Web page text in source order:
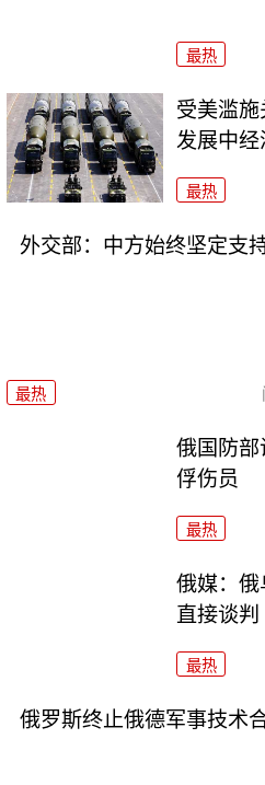
最热
受美滥
发展中经
最热
外交部：中方始终坚定支
最热
俄国防部
俘伤员
最热
俄媒：
直接谈判
最热
俄罗斯终止俄德军事技术